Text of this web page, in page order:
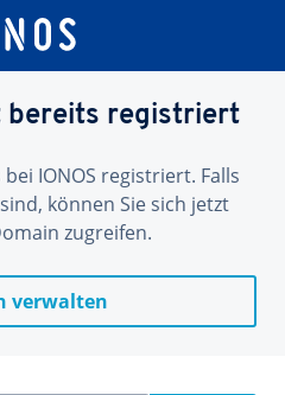
bereits registriert
IONOS registriert. Falls
können Sie sich jetzt
zugreifen.
verwalten